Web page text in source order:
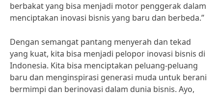
berbakat yang bisa menjadi motor penggerak dalam
menciptakan inovasi bisnis yang baru dan berbeda.”
Dengan semangat pantang menyerah dan tekad
yang kuat, kita bisa menjadi pelopor inovasi bisnis di
Indonesia. Kita bisa menciptakan peluang-peluang
baru dan menginspirasi generasi muda untuk berani
bermimpi dan berinovasi dalam dunia bisnis. Ayo,